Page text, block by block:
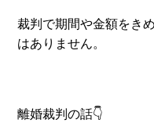
裁判で期間や金額をき
はありません。
離婚裁判の話👇